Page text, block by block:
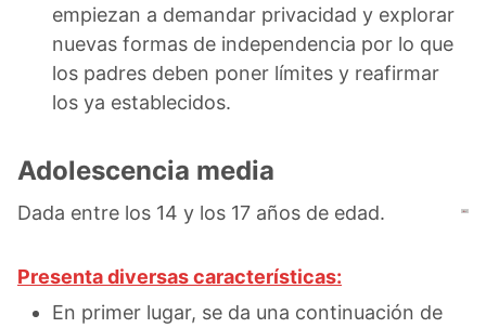
empiezan a demandar privacidad y explorar
nuevas formas de independencia por lo que
los padres deben poner límites y reafirmar
los ya establecidos.
Adolescencia media
Dada entre los 14 y los 17 años de edad.
Presenta diversas características:
En primer lugar, se da una continuación de